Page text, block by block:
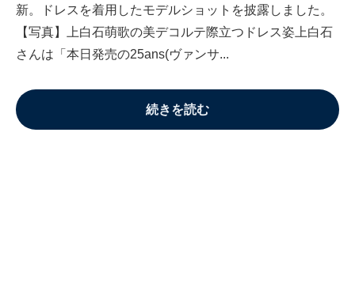
新。ドレスを着用したモデルショットを披露しました。
【写真】上白石萌歌の美デコルテ際立つドレス姿上白石
さんは「本日発売の25ans(ヴァンサ...
続きを読む